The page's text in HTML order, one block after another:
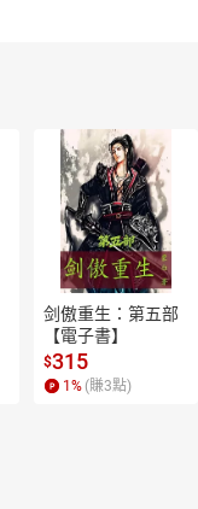
剑傲重生：第五部
【電子書】
$315
1 % (賺3點)